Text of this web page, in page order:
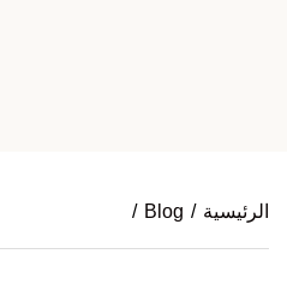
الرئيسية /
Blog
/